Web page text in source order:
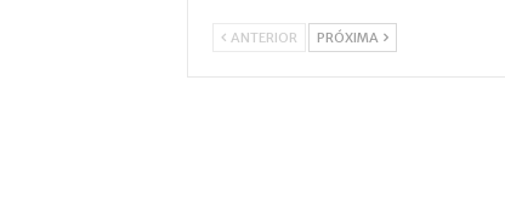
ANTERIOR PRÓXIMA